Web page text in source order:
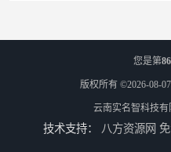
您是第
版权所有 ©2026-08-07
云南实名智科技有
技术支持： 八方资源网